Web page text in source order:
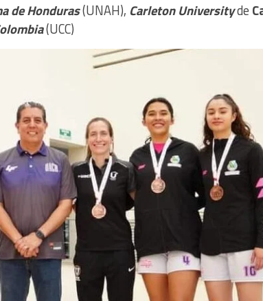
de Honduras(UNAH), Carleton Universityde
(UCC)